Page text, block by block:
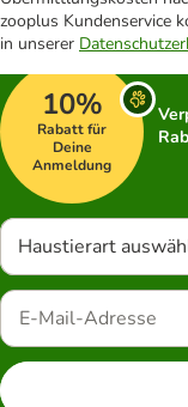
zooplus Kundenservice
in unserer
10%
Rabatt für
Deine
Anmeldung
Haustierart